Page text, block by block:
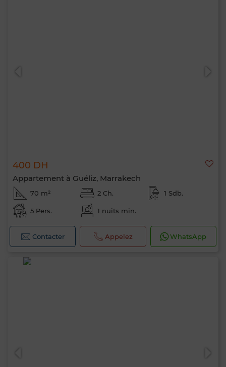
400 DH
Appartement à Guéliz, Marrakech
70 m² 2 Ch. 1 Sdb.
5 Pers. 1 nuits min.
Contacter Appelez WhatsApp